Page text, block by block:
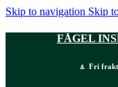
Skip to navigation Skip
FÅGEL
⍋ Fri frakt